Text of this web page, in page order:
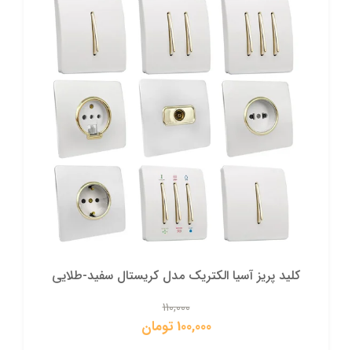
کلید پریز آسیا الکتریک مدل کریستال سفید-طلایی
110,000
100,000 تومان